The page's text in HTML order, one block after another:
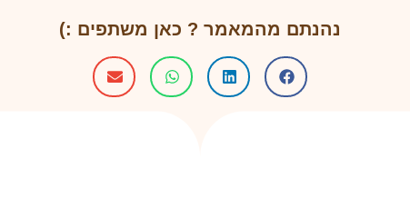
נהנתם מהמאמר ? כאן משתפים :)